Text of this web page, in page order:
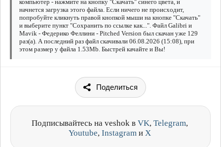
компьютер - нажмите на кнопку "Скачать" синего цвета, и
начнется загрузка этого файла. Если ничего не происходит,
попробуйте кликнуть правой кнопкой мыши на кнопке "Скачать"
и выберите пункт "Сохранить по ссылке как...". Файл Galibri и
Mavik - Федерико Феллини - Pitched Version был скачан уже 129
раз(а). А последний раз файл скачивали 06.08.2026 (15:08), при
этом размер у файла 1.53Mb. Быстрей качайте и Вы!
Поделиться
Подписывайтесь на veshok в VK, Telegram,
Youtube, Instagram и X